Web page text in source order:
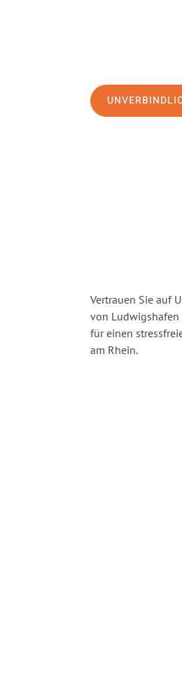
Vertrauen Sie auf
von Ludwigshafen
für einen
am Rhein.